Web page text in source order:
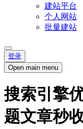
建站平台
个人网站
批量建站
登录
Open main menu
搜索引擎
题文章秒